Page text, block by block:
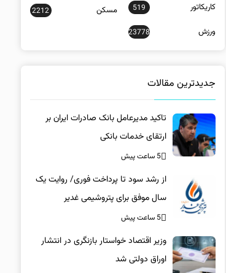
کاریکاتور 519 مسکن 2212
ورزش 23778
جدیدترین مقالات
تاکید مدیرعامل بانک صادرات ایران بر
ارتقای خدمات بانکی​
5 ساعت پیش
از رشد سود تا پرداخت فوری/ روایت یک
سال موفق برای پتروشیمی غدیر
5 ساعت پیش
وزیر اقتصاد خواستار بازنگری در انتشار
اوراق دولتی شد